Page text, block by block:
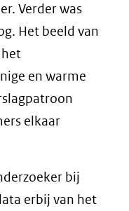
Verder was
Het beeld van
het
en warme
elkaar
bij
erbij van het